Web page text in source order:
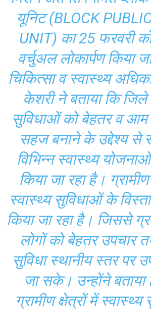
यूनिट (BLOCK
UNIT) का 25 फरवरी
वर्चुअल लोकार्पण किया
चिकित्सा व स्वास्थ्य
केशरी ने बताया कि जिले
सुविधाओं को बेहतर व आम
सहज बनाने के उद्देश्य से
विभिन्न स्वास्थ्य
किया जा रहा है। ग्रामीण
स्वास्थ्य सुविधाओं के
किया जा रहा है। जिससे
लोगों को बेहतर उपचार
सुविधा स्थानीय स्तर पर
जा सके। उन्होंने
ग्रामीण क्षेत्रों में